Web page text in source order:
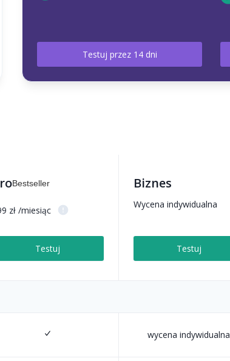
Testuj przez 14 dni
Bestseller
zł /miesiąc
Testuj
Biznes
Wycena indywidualna
Testuj
wycena indywidualna